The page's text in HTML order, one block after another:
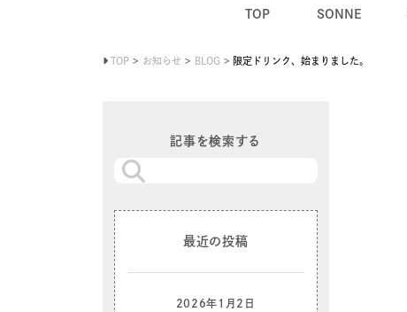
TOP SONNE
TOP お知らせ BLOG 限定ドリンク、始まりました。
記事を検索する
最近の投稿
2026年1月2日